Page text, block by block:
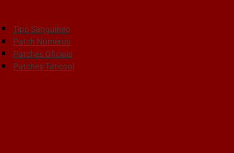
Tipo Sanguíneo
Patch Números
Patches Oficiais
Patches Taticool